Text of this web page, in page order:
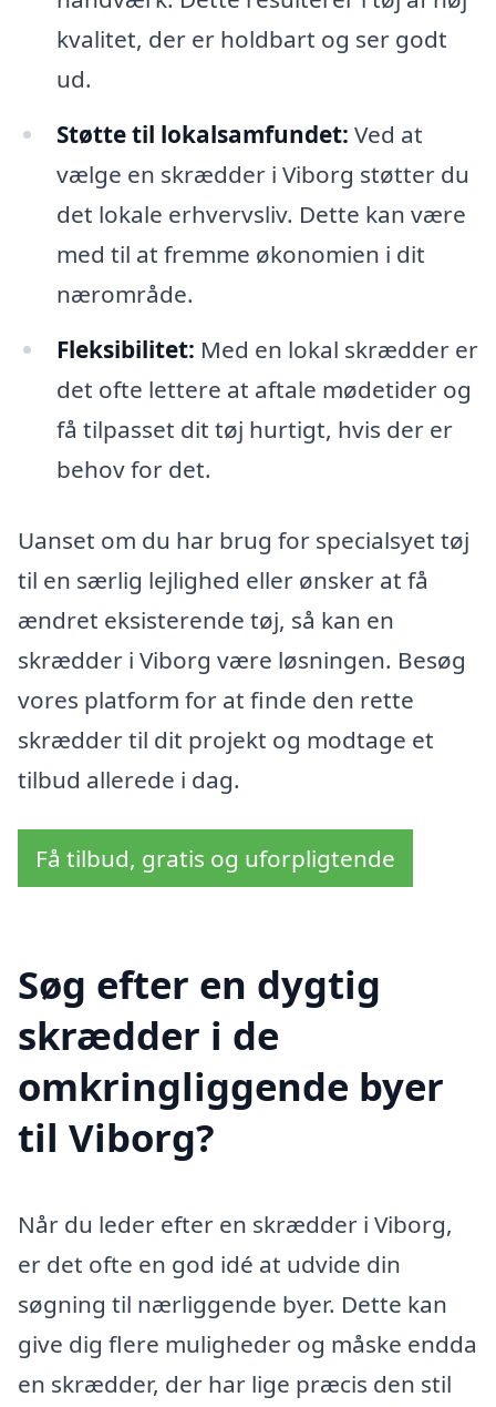
kvalitet, der er holdbart og ser godt
ud.
Støtte til lokalsamfundet: Ved at
vælge en skrædder i Viborg støtter du
det lokale erhvervsliv. Dette kan være
med til at fremme økonomien i dit
nærområde.
Fleksibilitet: Med en lokal skrædder er
det ofte lettere at aftale mødetider og
få tilpasset dit tøj hurtigt, hvis der er
behov for det.
Uanset om du har brug for specialsyet tøj
til en særlig lejlighed eller ønsker at få
ændret eksisterende tøj, så kan en
skrædder i Viborg være løsningen. Besøg
vores platform for at finde den rette
skrædder til dit projekt og modtage et
tilbud allerede i dag.
Få tilbud, gratis og uforpligtende
Søg efter en dygtig
skrædder i de
omkringliggende byer
til Viborg?
Når du leder efter en skrædder i Viborg,
er det ofte en god idé at udvide din
søgning til nærliggende byer. Dette kan
give dig flere muligheder og måske endda
en skrædder, der har lige præcis den stil